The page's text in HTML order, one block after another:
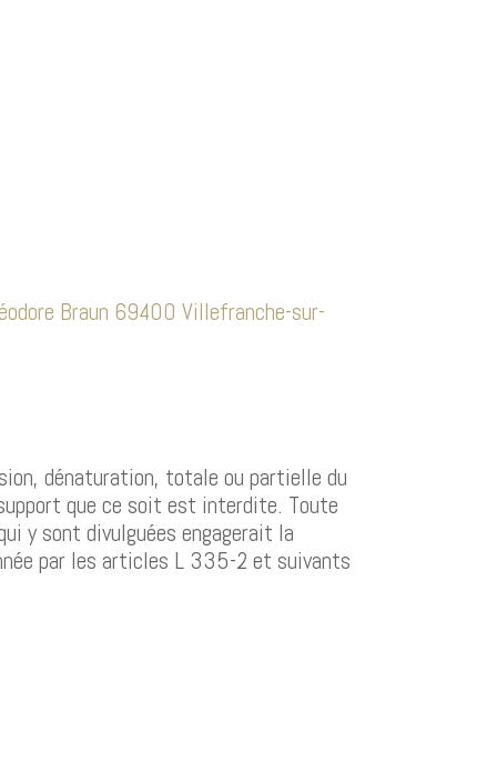
Braun 69400 Villefranche-sur-
dénaturation, totale ou partielle du
que ce soit est interdite. Toute
y sont divulguées engagerait la
par les articles L 335-2 et suivants